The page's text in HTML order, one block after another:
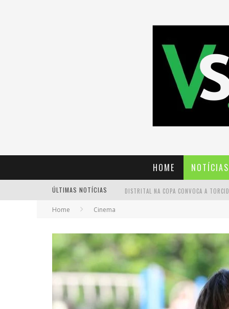
HOME NOTÍCIAS
ÚLTIMAS NOTÍCIAS
Home Cinema